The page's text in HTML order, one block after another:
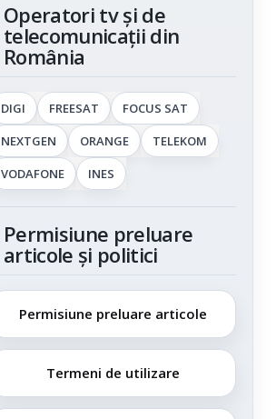
Operatori tv și de
telecomunicații din
România
DIGI FREESAT
FOCUS SAT
NEXTGEN
ORANGE
TELEKOM
VODAFONE
INES
Permisiune preluare
articole și politici
Permisiune preluare articole
Termeni de utilizare